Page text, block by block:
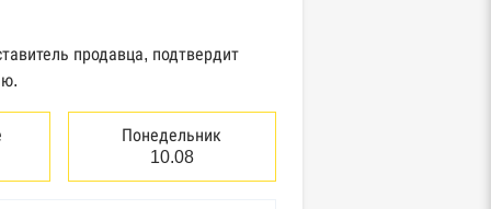
продавца, подтвердит
Понедельник
10.08